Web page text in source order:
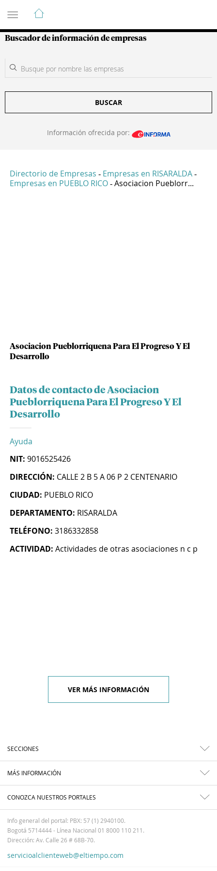
Guía de Empresas Colombianas
Buscador de información de empresas
BUSCAR
Información ofrecida por:
Directorio de Empresas - Empresas en RISARALDA -
Empresas en PUEBLO RICO - Asociacion Pueblorr...
Asociacion Pueblorriquena Para El Progreso Y El
Desarrollo
Datos de contacto de Asociacion
Pueblorriquena Para El Progreso Y El
Desarrollo
Ayuda
NIT: 9016525426
DIRECCIÓN: CALLE 2 B 5 A 06 P 2 CENTENARIO
CIUDAD: PUEBLO RICO
DEPARTAMENTO: RISARALDA
TELÉFONO: 3186332858
ACTIVIDAD: Actividades de otras asociaciones n c p
VER MÁS INFORMACIÓN
SECCIONES
MÁS INFORMACIÓN
CONOZCA NUESTROS PORTALES
Info general del portal: PBX: 57 (1) 2940100.
Bogotá 5714444 - Línea Nacional 01 8000 110 211.
Dirección: Av. Calle 26 # 68B-70.
servicioalclienteweb@eltiempo.com